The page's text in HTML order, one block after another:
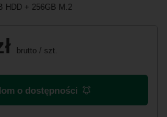
HDD + 256GB M.2
brutto / szt.
o dostępności